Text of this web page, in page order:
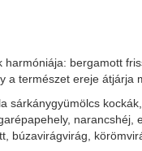
bergamott
a természet ereje átjárja
sárkánygyümölcs
narancshéj,
búzavirágvirág,